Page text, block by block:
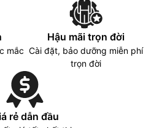
mắc
Hậu mãi trọn đời
Cài đặt, bảo dưỡng miễn phí
trọn đời
rẻ dẫn đầu